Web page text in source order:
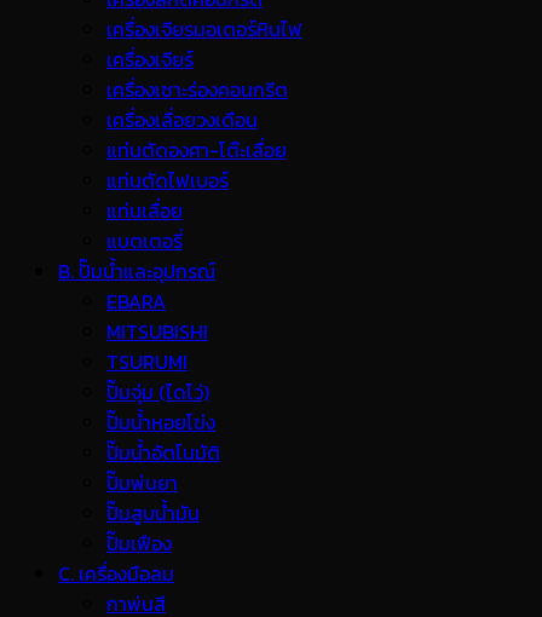
เครื่องเจียรมอเตอร์หินไฟ
เครื่องเจียร์
เครื่องเซาะร่องคอนกรีต
เครื่องเลื่อยวงเดือน
แท่นตัดองศา-โต๊ะเลื่อย
แท่นตัดไฟเบอร์
แท่นเลื่อย
แบตเตอรี่
B. ปั๊มน้ำและอุปกรณ์
EBARA
MITSUBISHI
TSURUMI
ปั๊มจุ่ม (ไดโว่)
ปั๊มน้ำหอยโข่ง
ปั๊มน้ำอัตโนมัติ
ปั๊มพ่นยา
ปั๊มสูบน้ำมัน
ปั๊มเฟือง
C. เครื่องมือลม
กาพ่นสี